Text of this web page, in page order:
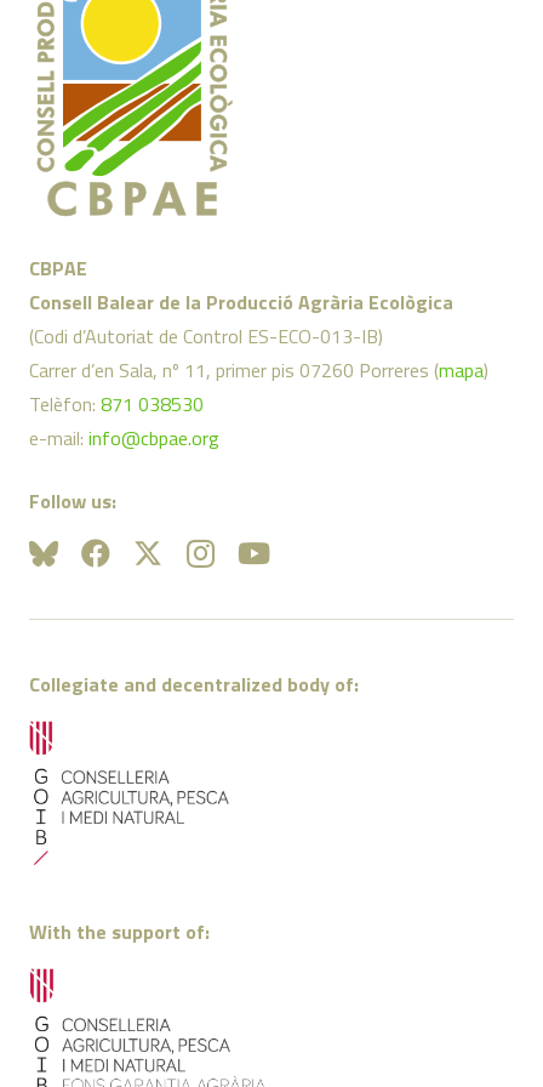
CBPAE
Consell Balear de la Producció Agrària Ecològica
(Codi d’Autoriat de Control ES-ECO-013-IB)
Carrer d’en Sala, nº 11, primer pis 07260 Porreres (mapa)
Telèfon: 871 038530
e-mail: info@cbpae.org
Follow us:
Collegiate and decentralized body of:
With the support of: